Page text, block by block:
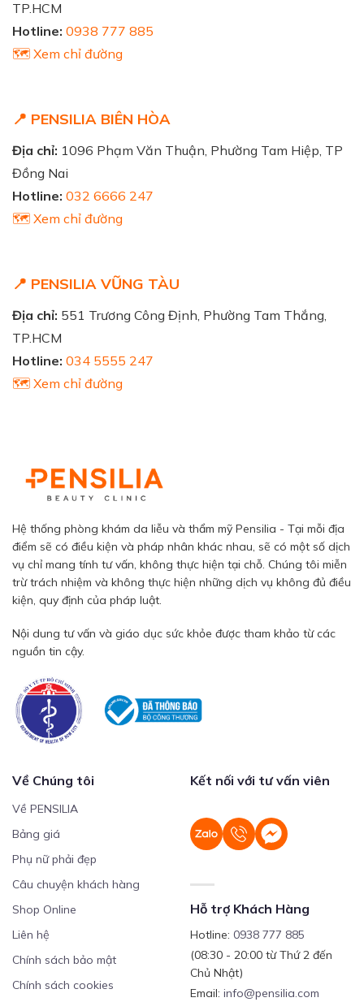
TP.HCM
Hotline: 0938 777 885
🗺️ Xem chỉ đường
📍 PENSILIA BIÊN HÒA
Địa chỉ: 1096 Phạm Văn Thuận, Phường Tam Hiệp, TP
Đồng Nai
Hotline: 032 6666 247
🗺️ Xem chỉ đường
📍 PENSILIA VŨNG TÀU
Địa chỉ: 551 Trương Công Định, Phường Tam Thắng,
TP.HCM
Hotline: 034 5555 247
🗺️ Xem chỉ đường
Hệ thống phòng khám da liễu và thẩm mỹ Pensilia - Tại mỗi địa
điểm sẽ có điều kiện và pháp nhân khác nhau, sẽ có một số dịch
vụ chỉ mang tính tư vấn, không thực hiện tại chỗ. Chúng tôi miễn
trừ trách nhiệm và không thực hiện những dịch vụ không đủ điều
kiện, quy định của pháp luật.
Nội dung tư vấn và giáo dục sức khỏe được tham khảo từ các
nguồn tin cậy.
Về Chúng tôi
Về PENSILIA
Bảng giá
Phụ nữ phải đẹp
Câu chuyện khách hàng
Shop Online
Liên hệ
Chính sách bảo mật
Chính sách cookies
Kết nối với tư vấn viên
Hỗ trợ Khách Hàng
Hotline: 0938 777 885
(08:30 - 20:00 từ Thứ 2 đến
Chủ Nhật)
Email: info@pensilia.com